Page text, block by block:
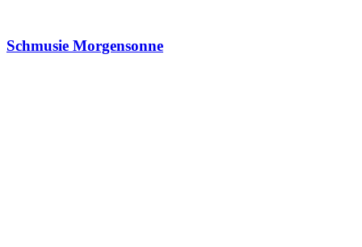
Schmusie Morgensonne